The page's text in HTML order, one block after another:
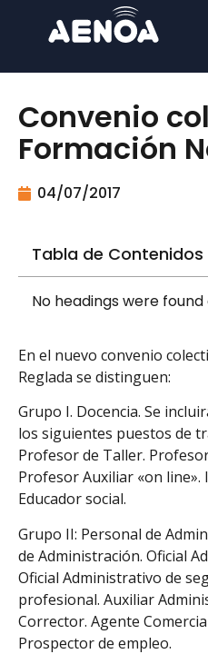
Convenio
Formación
04/07/2017
Tabla de Contenidos
No headings were
En el nuevo convenio
Reglada se distinguen:
Grupo I. Docencia. Se
los siguientes puestos de
Profesor de Taller.
Profesor Auxiliar «on
Educador social.
Grupo II: Personal de
de Administración. Oficial
Oficial Administrativo de
profesional. Auxiliar
Corrector. Agente
Prospector de empleo.